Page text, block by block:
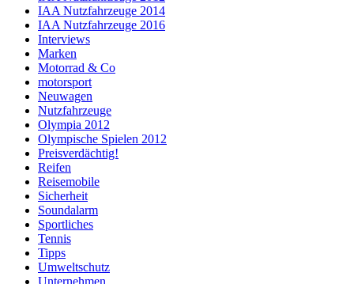
IAA Nutzfahrzeuge 2014
IAA Nutzfahrzeuge 2016
Interviews
Marken
Motorrad & Co
motorsport
Neuwagen
Nutzfahrzeuge
Olympia 2012
Olympische Spielen 2012
Preisverdächtig!
Reifen
Reisemobile
Sicherheit
Soundalarm
Sportliches
Tennis
Tipps
Umweltschutz